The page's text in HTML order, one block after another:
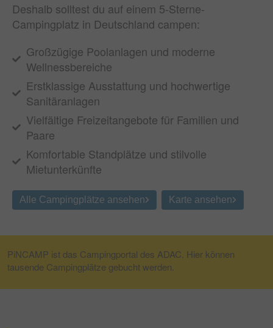
Deshalb solltest du auf einem 5-Sterne-
Campingplatz in Deutschland campen:
Großzügige Poolanlagen und moderne
Wellnessbereiche
Erstklassige Ausstattung und hochwertige
Sanitäranlagen
Vielfältige Freizeitangebote für Familien und
Paare
Komfortable Standplätze und stilvolle
Mietunterkünfte
Alle Campingplätze ansehen Karte ansehen
PiNCAMP ist das Campingportal des ADAC. Hier können
tausende Campingplätze gebucht werden.